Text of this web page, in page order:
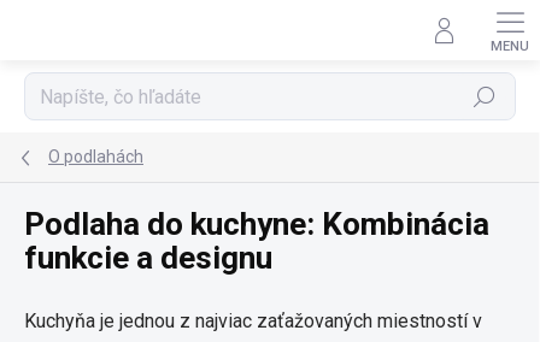
Hľadať
O podlahách
Podlaha do kuchyne: Kombinácia
funkcie a designu
Kuchyňa je jednou z najviac zaťažovaných miestností v